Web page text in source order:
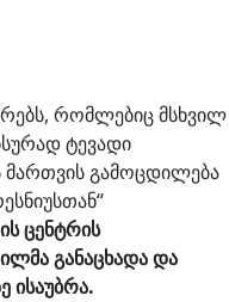
რომლებიც მსხვილ
ტევადი
გამოცდილება
ცენტრის
განაცხადადა
ისაუბრა.